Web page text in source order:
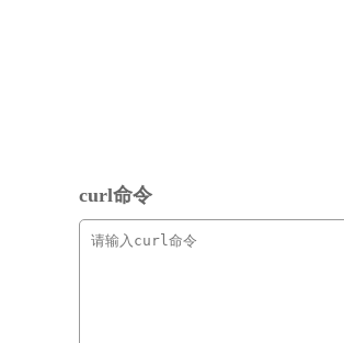
curl命令